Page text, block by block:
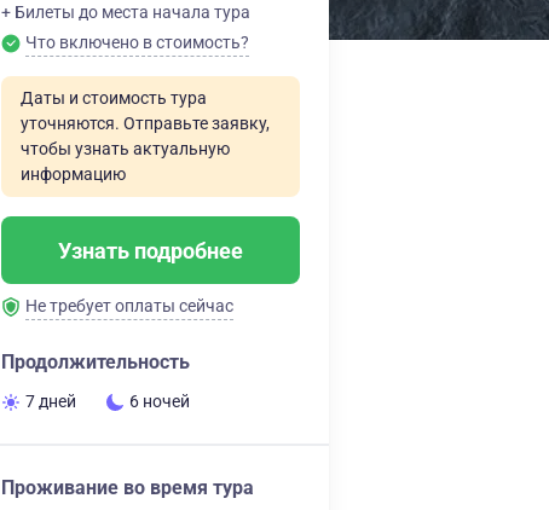
+ Билеты до места начала тура
Что включено в стоимость?
Даты и стоимость тура
уточняются. Отправьте заявку,
чтобы узнать актуальную
информацию
Узнать подробнее
Не требует оплаты сейчас
Продолжительность
7 дней 6 ночей
Проживание во время тура